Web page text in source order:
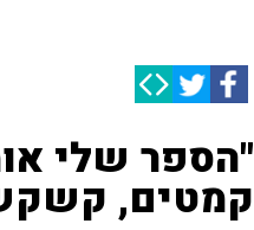
"הספר שלי
קמטים,